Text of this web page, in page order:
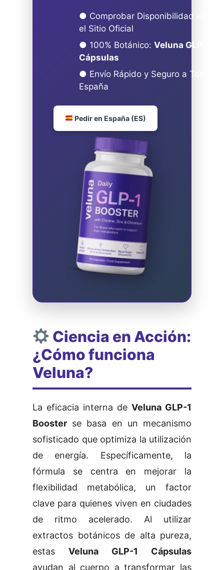
● Comprobar Disponibilidad en
el Sitio Oficial
● 100% Botánico: Veluna GLP-1
Cápsulas
● Envío Rápido y Seguro a Toda
España
Pedir en España (ES)
Ciencia en Acción:
¿Cómo funciona
Veluna?
La eficacia interna de Veluna GLP-1
Booster se basa en un mecanismo
sofisticado que optimiza la utilización
de energía. Específicamente, la
fórmula se centra en mejorar la
flexibilidad metabólica, un factor
clave para quienes viven en ciudades
de ritmo acelerado. Al utilizar
extractos botánicos de alta pureza,
estas Veluna GLP-1 Cápsulas
ayudan al cuerpo a transformar las